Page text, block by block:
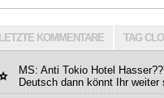
LETZTE KOMMENTARE TAG
MS: Anti Tokio Hotel
Deutsch dann könnt Ihr weiter